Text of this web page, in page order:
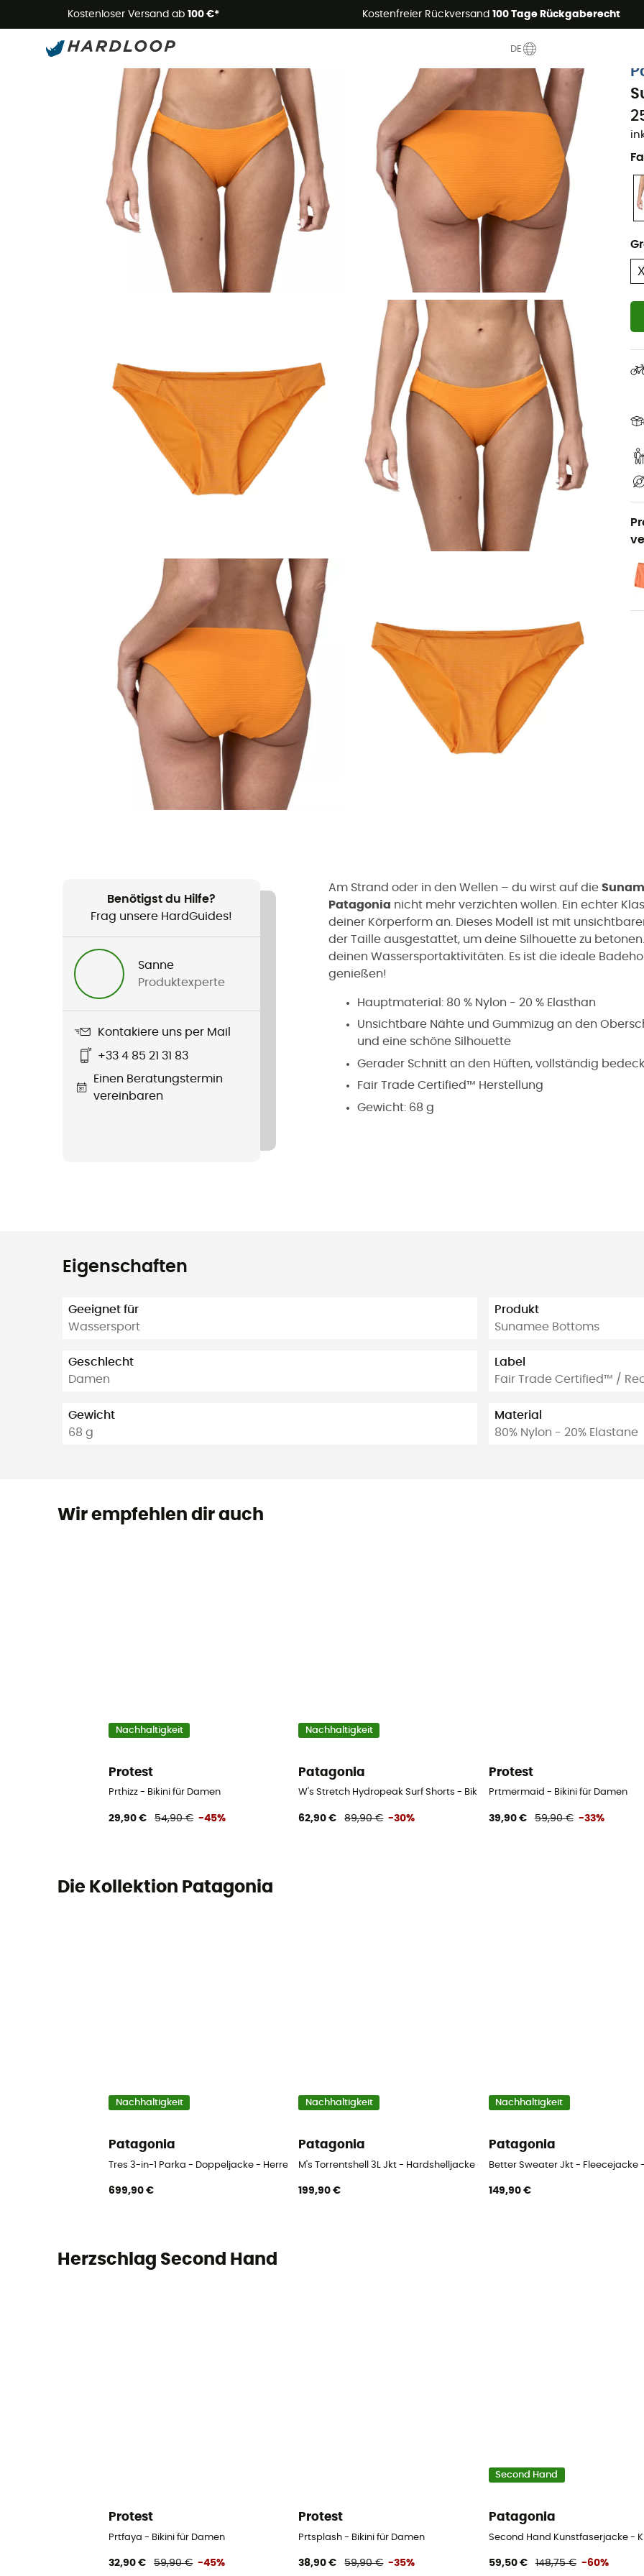
Kostenloser Versand ab 100 €* Kostenfreier Rückversand 100 Tage Rückgaberecht
DE
Sommerangebote🔥 -5% EXTRA ab 2 Produkten* Code Summer5
Nachhaltigkeit
Benötigst du Hilfe?
Frag unsere HardGuides!
Sanne
Produktexperte
Kontakiere uns per Mail
+33 4 85 21 31 83
Einen Beratungstermin
vereinbaren
Am Strand oder in den Wellen – du wirst auf die
Patagonia nicht mehr verzichten wollen. Ein echter
deiner Körperform an. Dieses Modell ist mit
der Taille ausgestattet, um deine Silhouette zu
deinen Wassersportaktivitäten. Es ist die ideale
genießen!
Hauptmaterial: 80 % Nylon - 20 % Elasthan
Unsichtbare Nähte und Gummizug an den
und eine schöne Silhouette
Gerader Schnitt an den Hüften, vollständig
Fair Trade Certified™ Herstellung
Gewicht: 68 g
Eigenschaften
Geeignet für
Wassersport
Geschlecht
Damen
Gewicht
68 g
Produkt
Sunamee Bottoms
Label
Fair Trade Certified™ /
Material
80% Nylon - 20% Elastane
Wir empfehlen dir auch
Nachhaltigkeit
Protest
Prthizz - Bikini für Damen
29,90 € 54,90 € -45%
Nachhaltigkeit
Patagonia
W's Stretch Hydropeak Surf Shorts - Bikini-Hose
62,90 € 89,90 € -30%
Protest
Prtmermaid - Bikini für Damen
39,90 € 59,90 € -33%
Die Kollektion Patagonia
Nachhaltigkeit
Patagonia
Tres 3-in-1 Parka - Doppeljacke - Herren
699,90 €
Nachhaltigkeit
Patagonia
M's Torrentshell 3L Jkt - Hardshelljacke - Herren
199,90 €
Nachhaltigkeit
Patagonia
Better Sweater Jkt - Fleecejacke -
149,90 €
Herzschlag Second Hand
Protest
Prtfaya - Bikini für Damen
32,90 € 59,90 € -45%
Protest
Prtsplash - Bikini für Damen
38,90 € 59,90 € -35%
Second Hand
Patagonia
Second Hand Kunstfaserjacke -
59,50 € 148,75 € -60%